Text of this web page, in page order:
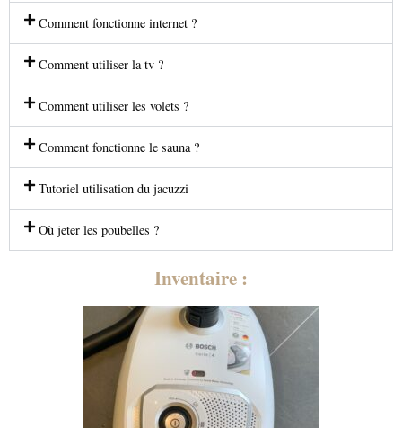
Comment fonctionne internet ?
Comment utiliser la tv ?
Comment utiliser les volets ?
Comment fonctionne le sauna ?
Tutoriel utilisation du jacuzzi
Où jeter les poubelles ?
Inventaire :